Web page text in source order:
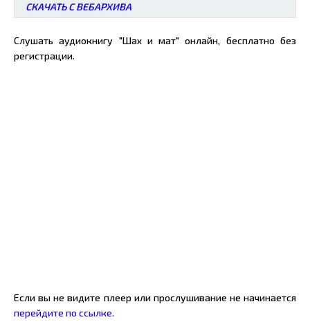
СКАЧАТЬ С ВЕБАРХИВА
Слушать аудиокнигу "Шах и мат" онлайн, бесплатно без
регистрации.
Если вы не видите плеер или прослушивание не начинается
перейдите по ссылке.